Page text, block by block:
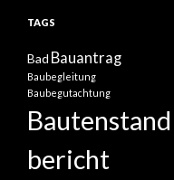
TAGS
Bad Bauantrag
Baubegleitung
Baubegutachtung
Bautenstand
bericht